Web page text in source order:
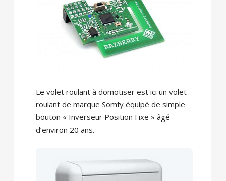
Le volet roulant à domotiser est ici un volet
roulant de marque Somfy équipé de simple
bouton « Inverseur Position Fixe » âgé
d’environ 20 ans.